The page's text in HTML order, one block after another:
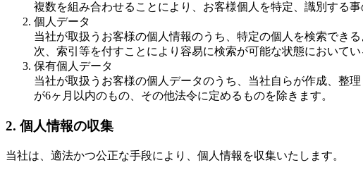
複数を組み合わせることにより、お客様個人を特定、識別する事
個人データ
当社が取扱うお客様の個人情報のうち、特定の個人を検索でき
次、索引等を付すことにより容易に検索が可能な状態においてい
保有個人データ
当社が取扱うお客様の個人データのうち、当社自らが作成、整
が6ヶ月以内のもの、その他法令に定めるものを除きます。
2. 個人情報の収集
当社は、適法かつ公正な手段により、個人情報を収集いたします。